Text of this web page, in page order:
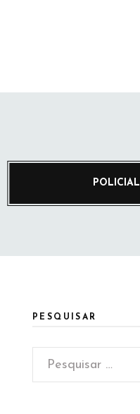
POLICIAL
PESQUISAR
Pesquisar
por: